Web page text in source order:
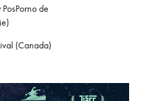
de
(Canada)